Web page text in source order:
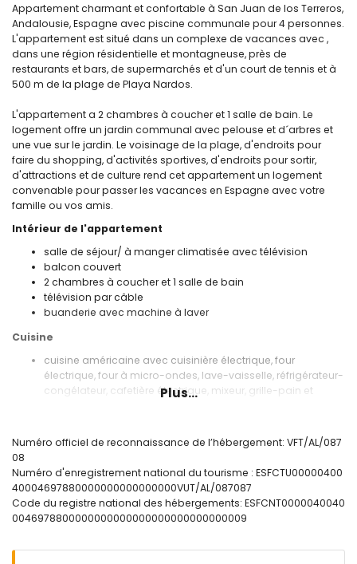
Appartement charmant et confortable à San Juan de los Terreros,
Andalousie, Espagne avec piscine communale pour 4 personnes.
L'appartement est situé dans un complexe de vacances avec ,
dans une région résidentielle et montagneuse, près de
restaurants et bars, de supermarchés et d'un court de tennis et à
500 m de la plage de Playa Nardos.
L'appartement a 2 chambres à coucher et 1 salle de bain. Le
logement offre un jardin communal avec pelouse et d´arbres et
une vue sur le jardin. Le voisinage de la plage, d'endroits pour
faire du shopping, d'activités sportives, d'endroits pour sortir,
d'attractions et de culture rend cet appartement un logement
convenable pour passer les vacances en Espagne avec votre
famille ou vos amis.
Intérieur de l'appartement
salle de séjour/ à manger climatisée avec télévision
balcon couvert
2 chambres à coucher et 1 salle de bain
télévision par câble
buanderie avec machine à laver
Cuisine
cuisine américaine avec cuisinière électrique, four
électrique, four à micro-ondes, lave-vaisselle, réfrigérateur-
congélateur, cafetière électrique, mixeur, grille-pain et
x 160cm) et salle de bain en suite
chambre à coucher climatisée avec 2 lits simples (de 200 x
80cm)
salle de bain en suite avec lavabo simple, douche, toilette
Extérieur de l'appartement
Plus...
Numéro officiel de reconnaissance de l’hébergement: VFT/AL/087
08
Numéro d'enregistrement national du tourisme : ESFCTU00000400
40004697880000000000000000VUT/AL/087087
Code du registre national des hébergements: ESFCNT0000040040
0046978800000000000000000000000000009